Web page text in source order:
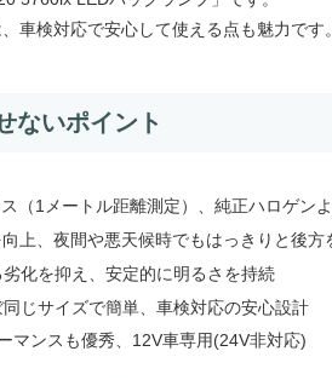
車検対応で安心して使える点も魅力です。
ないポイント
（1メートル距離測定）、純正ハロゲン
上、夜間や悪天候時でもはっきりと後方
化を抑え、安定的に明るさを持続
じサイズで簡単、車検対応の安心設計
マンスも優秀、12V車専用(24V非対応)